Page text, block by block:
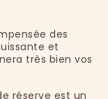
des
et
très bien vos
réserve est un